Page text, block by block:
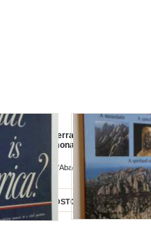
What is Montserrat : A mountain, a
sanctuary, a monastery, a spiritual
community
Publicacions de l'Abadia de Montserrat
2005
Hinta: 4,00 €
LISÄÄ OSTOSKORIIN